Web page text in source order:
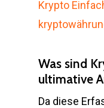
Krypto
Was sind
ultimative
Da diese